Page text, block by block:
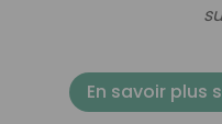
En savoir plus